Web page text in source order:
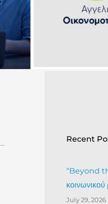
Recent
“Beyond
July 29, 2026